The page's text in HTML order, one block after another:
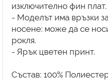
изключително фин плат.
- Моделът има връзки
носене: може да се
рокля.
- Ярък цветен принт.
Състав: 100%